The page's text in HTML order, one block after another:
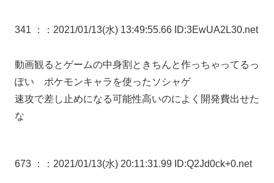
341 ： ：2021/01/13(水) 13:49:55.66 ID:3EwUA2L30.net
動画観るとゲームの中身割ときちんと作っちゃってるっ
ぽい ポケモンキャラを使ったソシャゲ
速攻で差し止めになる可能性高いのによく開発費出せた
な
673 ： ：2021/01/13(水) 20:11:31.99 ID:Q2Jd0ck+0.net